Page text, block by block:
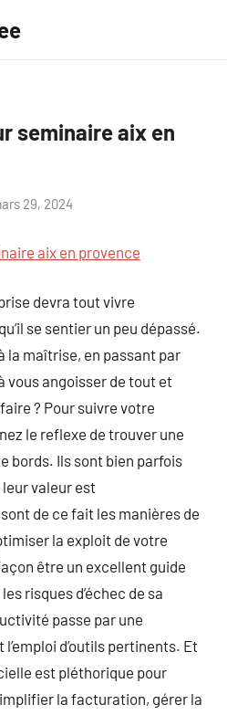
seminaire aix en
29, 2024
aix en provence
devra tout vivre
se sentier un peu dépassé.
la maîtrise, en passant par
vous angoisser de tout et
? Pour suivre votre
le reflexe de trouver une
bords. Ils sont bien parfois
valeur est
de ce fait les manières de
la exploit de votre
être un excellent guide
risques d’échec de sa
passe par une
d’outils pertinents. Et
est pléthorique pour
la facturation, gérer la